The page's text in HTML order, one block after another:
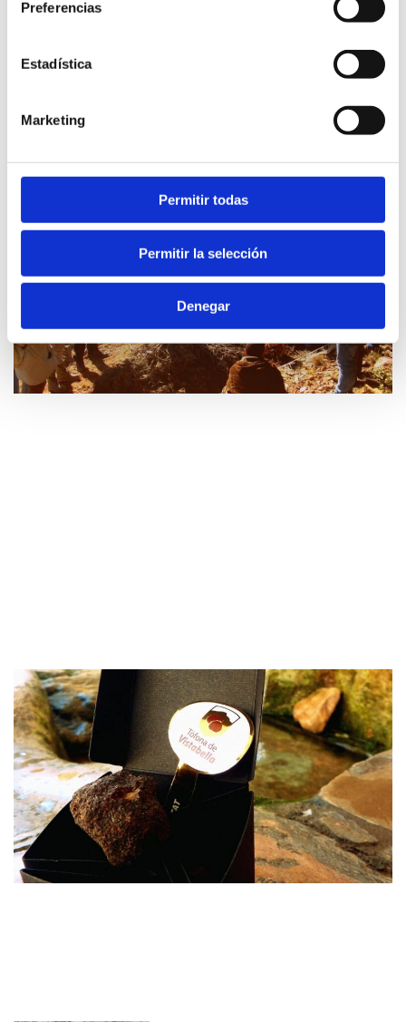
Preferencias
Estadística
Marketing
Permitir todas
Permitir la selección
Denegar